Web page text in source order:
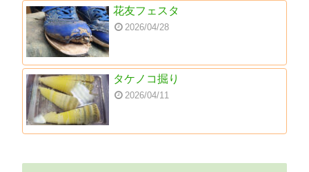
花友フェスタ
2026/04/28
タケノコ掘り
2026/04/11